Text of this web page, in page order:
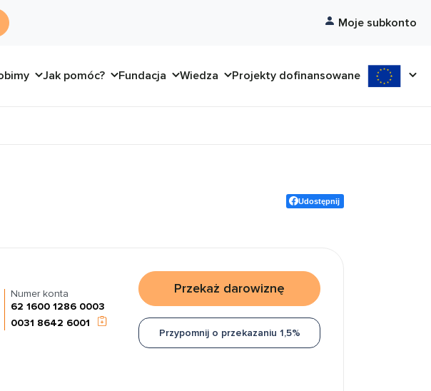
Moje subkonto
Jak pomóc? Fundacja Wiedza Projekty dofinansowane
Udostępnij
Numer konta
62 1600 1286 0003
0031 8642 6001
Przekaż darowiznę
Przypomnij o przekazaniu 1,5%